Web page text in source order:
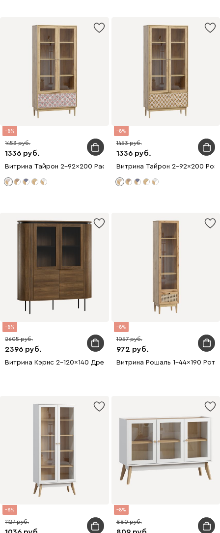
8
1336
1453
Витрина Тайрон 2-92x200 Рассвет ​
8
1336
1453
Витрина Тайрон 2-92x200
8
2396
2605
Витрина Кэрнс 2-120x140 Древесный темный
8
972
1057
Витрина Рошаль 1-44x190
8
1127
8
880